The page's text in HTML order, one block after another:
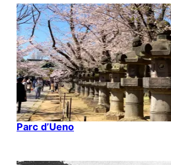
Parc d’Ueno